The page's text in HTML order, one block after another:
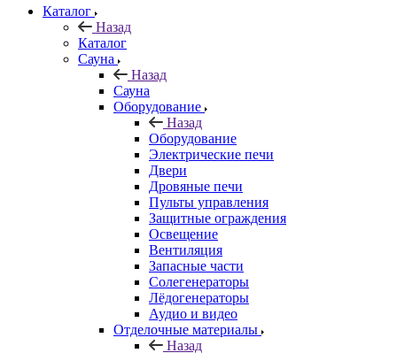
Каталог
Назад
Каталог
Сауна
Назад
Сауна
Оборудование
Назад
Оборудование
Электрические печи
Двери
Дровяные печи
Пульты управления
Защитные ограждения
Освещение
Вентиляция
Запасные части
Солегенераторы
Лёдогенераторы
Аудио и видео
Отделочные материалы
Назад